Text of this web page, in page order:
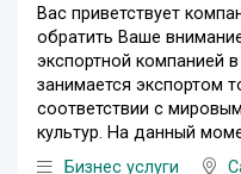
Вас приветствует
обратить Ваше
экспортной компанией
занимается экспортом
соответствии с
культур. На данный
Бизнес услуги